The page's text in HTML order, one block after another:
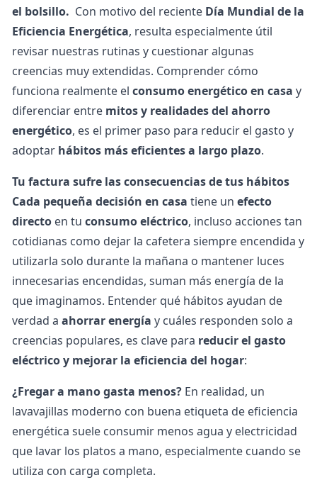
el bolsillo. Con motivo del reciente Día Mundial de la
Eficiencia Energética, resulta especialmente útil
revisar nuestras rutinas y cuestionar algunas
creencias muy extendidas. Comprender cómo
funciona realmente el consumo energético en casa y
diferenciar entre mitos y realidades del ahorro
energético, es el primer paso para reducir el gasto y
adoptar hábitos más eficientes a largo plazo.
Tu factura sufre las consecuencias de tus hábitos
Cada pequeña decisión en casa tiene un efecto
directo en tu consumo eléctrico, incluso acciones tan
cotidianas como dejar la cafetera siempre encendida y
utilizarla solo durante la mañana o mantener luces
innecesarias encendidas, suman más energía de la
que imaginamos. Entender qué hábitos ayudan de
verdad a ahorrar energía y cuáles responden solo a
creencias populares, es clave para reducir el gasto
eléctrico y mejorar la eficiencia del hogar:
¿Fregar a mano gasta menos? En realidad, un
lavavajillas moderno con buena etiqueta de eficiencia
energética suele consumir menos agua y electricidad
que lavar los platos a mano, especialmente cuando se
utiliza con carga completa.